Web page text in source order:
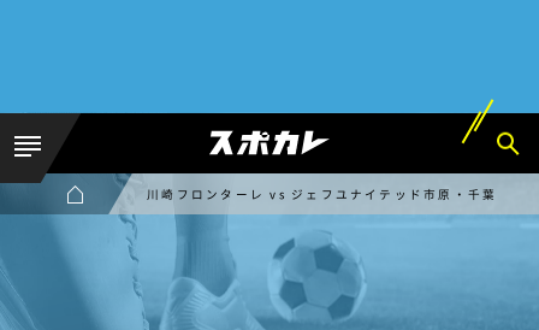
川崎フロンターレ vs ジェフユナイテッド市原・千葉